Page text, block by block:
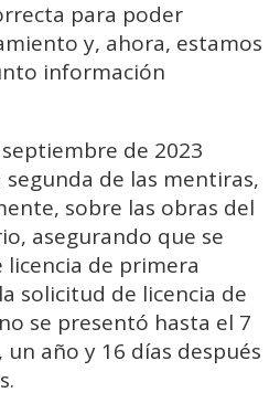
para poder
y, ahora, estamos
información
de 2023
de las mentiras,
sobre las obras del
asegurando que se
licencia de primera
solicitud de licencia de
se presentó hasta el 7
año y 16 días después